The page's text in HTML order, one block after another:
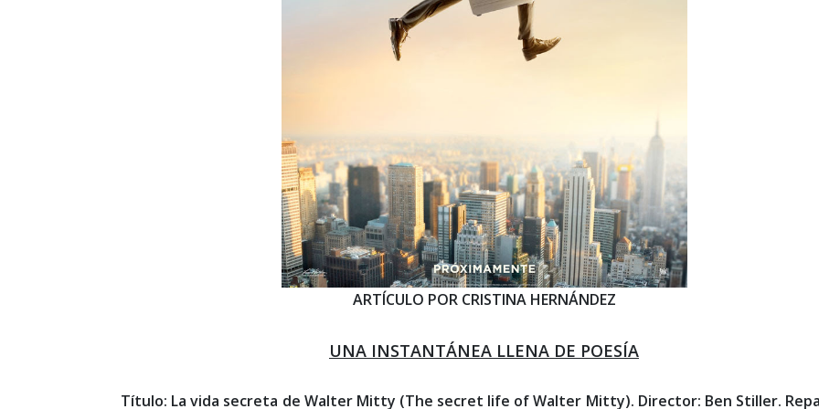
ARTÍCULO POR CRISTINA HERNÁNDEZ
UNA INSTANTÁNEA LLENA DE POESÍA
Título: La vida secreta de Walter Mitty (The secret life of Walter Mitty). Director: Ben Stiller.